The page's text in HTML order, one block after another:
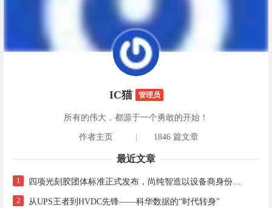
IC猫 管理员
所有的伟大，都源于一个勇敢的开始！
作者主页 | 1846 篇文章
最近文章
1
2 从UPS王者到HVDC先锋——科华数据的“时代转身”